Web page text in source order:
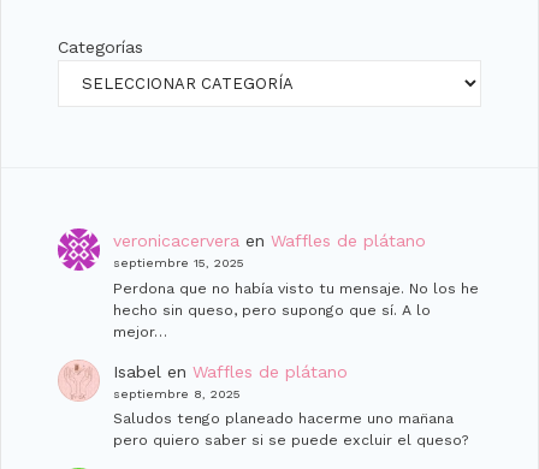
Categorías
veronicacerveraen Waffles de plátano
septiembre 15, 2025
Perdona que no había visto tu mensaje. No los he
hecho sin queso, pero supongo que sí. A lo
mejor…
Isabel en Waffles de plátano
septiembre 8, 2025
Saludos tengo planeado hacerme uno man̈ana
pero quiero saber si se puede excluir el queso?